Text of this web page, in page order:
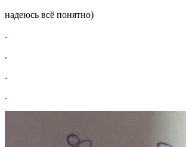
надеюсь всё понятно)
.
.
.
.